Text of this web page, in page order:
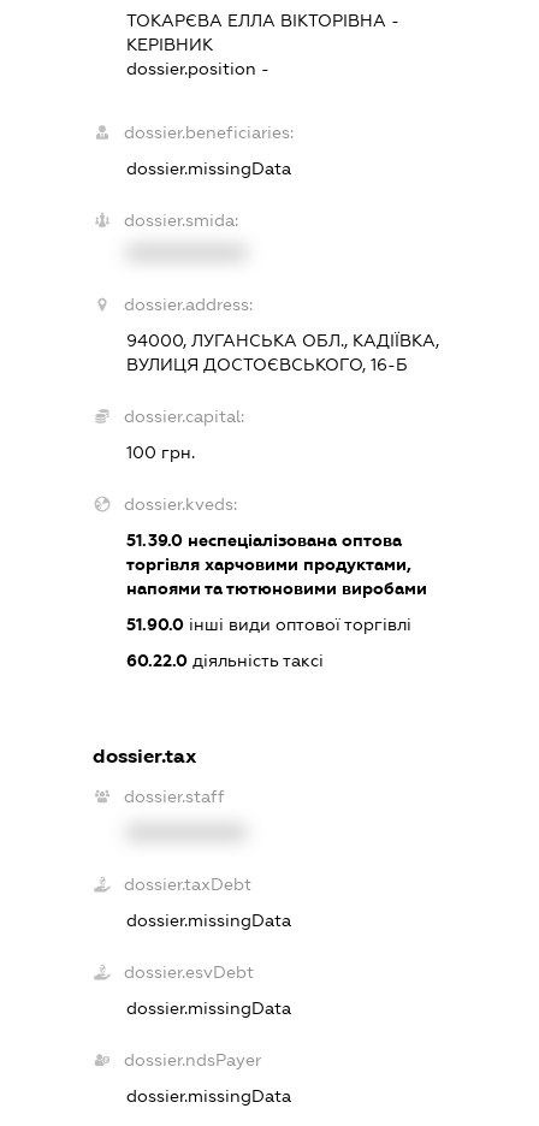
ТОКАРЄВА ЕЛЛА ВІКТОРІВНА -
КЕРІВНИК
dossier.position -
dossier.beneficiaries:
dossier.missingData
dossier.smida:
dossier.address:
94000, ЛУГАНСЬКА ОБЛ., КАДІЇВКА,
ВУЛИЦЯ ДОСТОЄВСЬКОГО, 16-Б
dossier.capital:
100 грн.
dossier.kveds:
51.39.0неспеціалізована оптова
торгівля харчовими продуктами,
напоями та тютюновими виробами
51.90.0інші види оптової торгівлі
60.22.0діяльність таксі
dossier.tax
dossier.staff
dossier.taxDebt
dossier.missingData
dossier.esvDebt
dossier.missingData
dossier.ndsPayer
dossier.missingData